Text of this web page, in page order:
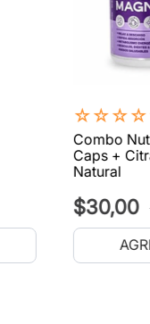
☆☆☆☆
Combo
Caps +
Natural
$30,00